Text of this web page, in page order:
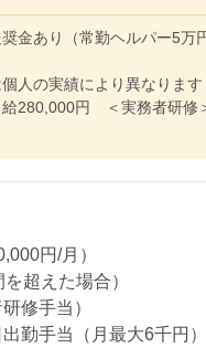
金あり（常勤ヘルパー5万
人の実績により異なります
給280,000円 ＜実務者研修
円/月）
超えた場合）
修手当）
勤手当（月最大6千円）